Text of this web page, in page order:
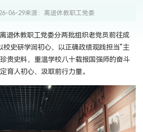
06-29来源：离退休教职工党委
退休教职工党委分两批组织老党员前往成
校史研学润初心，以正确政绩观践担当”主
贵史料，重温学校八十载报国强师的奋斗
育人初心、汲取前行力量。